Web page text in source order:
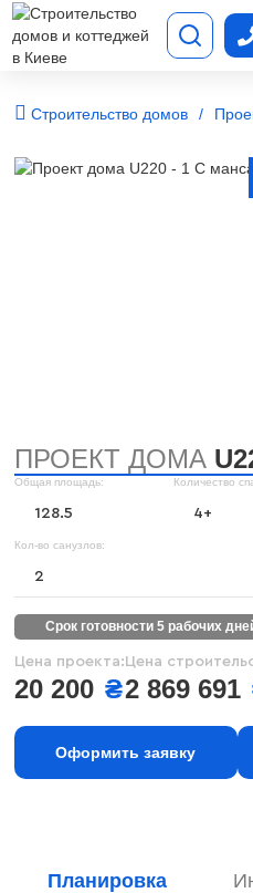
Строительство домов
ПРОЕКТ ДОМА
Общая площадь:
128.5
Количество
4+
Кол-во санузлов:
2
срок готовности 5 рабочих
Цена проекта:
20 200 ₴
Цена
2 869 691
Оформить заявку
Планировка